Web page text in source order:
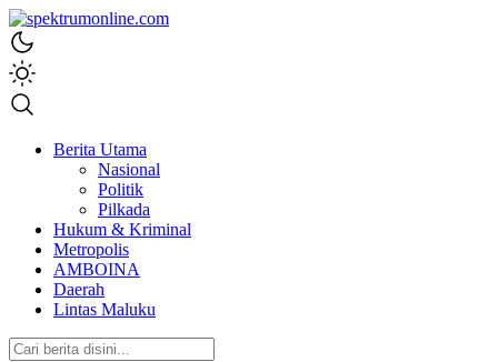
spektrumonline.com
Berita Utama
Nasional
Politik
Pilkada
Hukum & Kriminal
Metropolis
AMBOINA
Daerah
Lintas Maluku